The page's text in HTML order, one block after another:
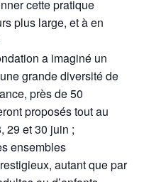
cette pratique
plus large, et à en
a imaginé un
grande diversité de
près de 50
proposés tout au
29 et 30 juin ;
ensembles
autant que par